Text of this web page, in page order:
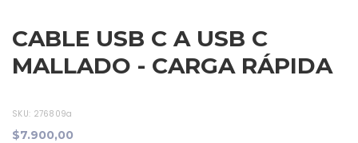
CABLE USB C A USB C
MALLADO - CARGA RÁPIDA
SKU: 276809a
$7.900,00